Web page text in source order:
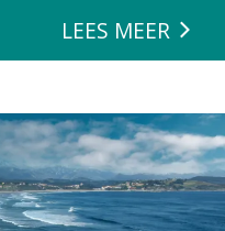
we verwachten dat ze alles
LEES MEER